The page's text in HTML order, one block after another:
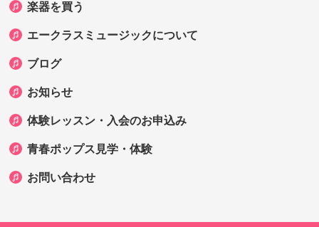
楽器を買う
エークラスミュージックについて
ブログ
お知らせ
体験レッスン・入会のお申込み
青春ポップス見学・体験
お問い合わせ